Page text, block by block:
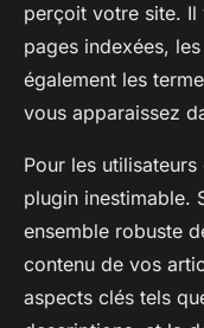
perçoit votre site.
pages indexées,
également les
vous apparaissez
Pour les
plugin inestimable.
ensemble robuste
contenu de vos
aspects clés tels